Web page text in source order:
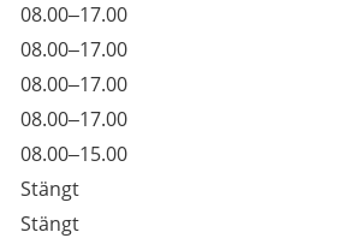
08.00–17.00
08.00–17.00
08.00–17.00
08.00–17.00
08.00–15.00
Stängt
Stängt